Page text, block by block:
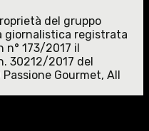
del gruppo
giornalistica registrata
n° 173/2017 il
30212/2017 del
Gourmet, All